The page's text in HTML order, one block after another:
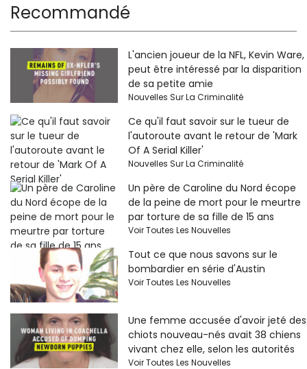
Recommandé
L'ancien joueur de la NFL, Kevin Ware,
peut être intéressé par la disparition
de sa petite amie
Nouvelles Sur La Criminalité
Ce qu'il faut savoir sur le tueur de
l'autoroute avant le retour de 'Mark
Of A Serial Killer'
Nouvelles Sur La Criminalité
Un père de Caroline du Nord écope
de la peine de mort pour le meurtre
par torture de sa fille de 15 ans
Voir Toutes Les Nouvelles
Tout ce que nous savons sur le
bombardier en série d'Austin
Voir Toutes Les Nouvelles
Une femme accusée d'avoir jeté des
chiots nouveau-nés avait 38 chiens
vivant chez elle, selon les autorités
Voir Toutes Les Nouvelles